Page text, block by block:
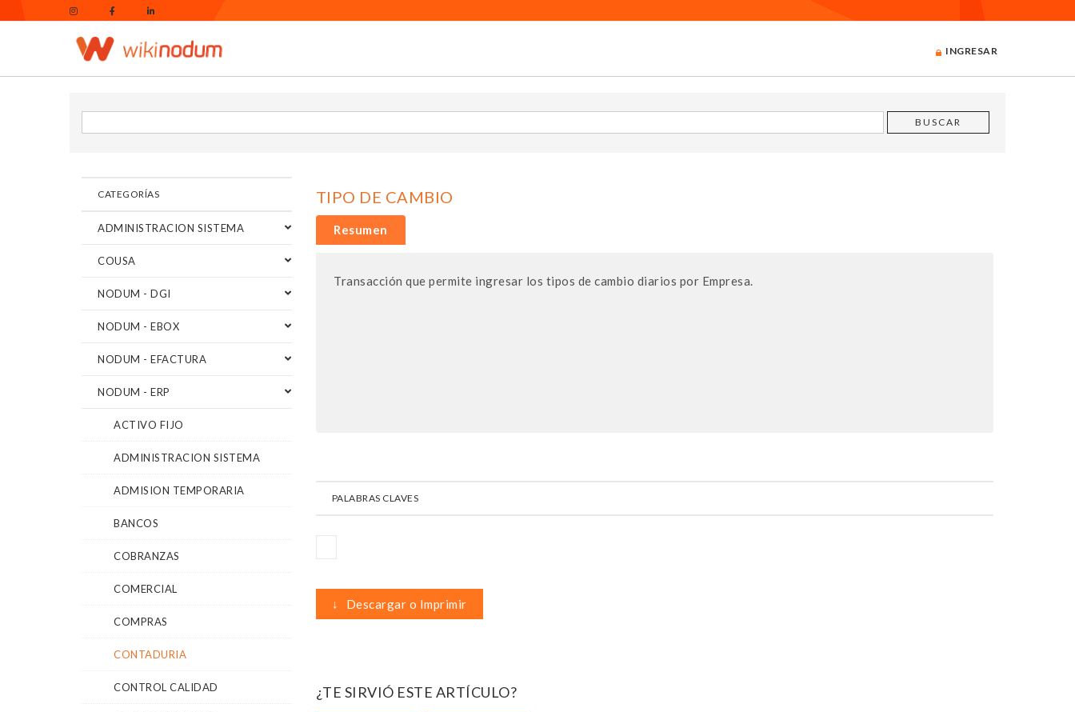
INGRESAR
CATEGORÍAS
ADMINISTRACION SISTEMA
COUSA
NODUM - DGI
NODUM - EBOX
NODUM - EFACTURA
NODUM - ERP
ACTIVO FIJO
ADMINISTRACION SISTEMA
ADMISION TEMPORARIA
BANCOS
COBRANZAS
COMERCIAL
COMPRAS
CONTADURIA
CONTROL CALIDAD
TIPO DE CAMBIO
Resumen
Transacción que permite ingresar los tipos de cambio diarios por Empresa.
PALABRAS CLAVES
↓ Descargar o Imprimir
¿TE SIRVIÓ ESTE ARTÍCULO?